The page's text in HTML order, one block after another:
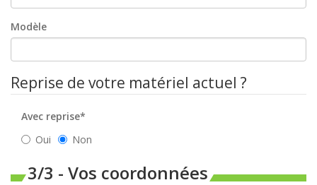
Modèle
Reprise de votre matériel actuel ?
Avec reprise*
Oui
Non
3/3 - Vos coordonnées